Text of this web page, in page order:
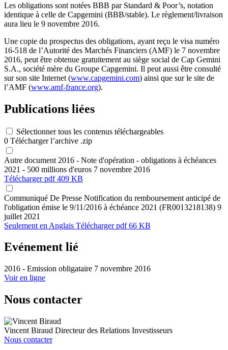
Les obligations sont notées BBB par Standard & Poor’s, notation
identique à celle de Capgemini (BBB/stable). Le règlement/livraison
aura lieu le 9 novembre 2016.
Une copie du prospectus des obligations, ayant reçu le visa numéro
16-518 de l’Autorité des Marchés Financiers (AMF) le 7 novembre
2016, peut être obtenue gratuitement au siège social de Cap Gemini
S.A., société mère du Groupe Capgemini. Il peut aussi être consulté
sur son site Internet (www.capgemini.com) ainsi que sur le site de
l’AMF (www.amf-france.org).
Publications liées
Sélectionner tous les contenus téléchargeables
0 Télécharger l’archive .zip
Autre document 2016 - Note d'opération - obligations à échéances
2021 - 500 millions d'euros 7 novembre 2016
Téléchargerpdf 409 KB
Communiqué De Presse Notification du remboursement anticipé de
l'obligation émise le 9/11/2016 à échéance 2021 (FR0013218138) 9
juillet 2021
Seulement en Anglais Téléchargerpdf 66 KB
Evénement lié
2016 - Emission obligataire 7 novembre 2016
Voir en ligne
Nous contacter
Vincent Biraud Directeur des Relations Investisseurs
Nous contacter